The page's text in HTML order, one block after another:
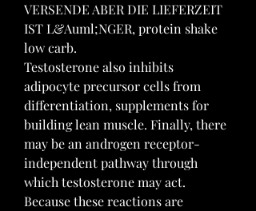
VERSENDE ABER DIE LIEFERZEIT
IST L&Auml;NGER, protein shake
low carb.
Testosterone also inhibits
adipocyte precursor cells from
differentiation, supplements for
building lean muscle. Finally, there
may be an androgen receptor-
independent pathway through
which testosterone may act.
Because these reactions are